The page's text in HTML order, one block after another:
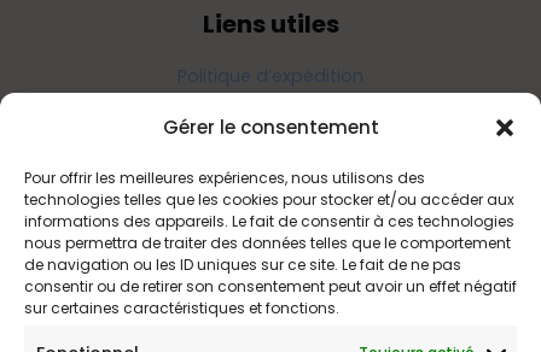
Gérer le consentement
Pour offrir les meilleures expériences, nous utilisons des
technologies telles que les cookies pour stocker et/ou accéder aux
informations des appareils. Le fait de consentir à ces technologies
nous permettra de traiter des données telles que le comportement
de navigation ou les ID uniques sur ce site. Le fait de ne pas
consentir ou de retirer son consentement peut avoir un effet négatif
sur certaines caractéristiques et fonctions.
Liens utiles
Politique d’expédition
Politique de remboursements
Conditions générales de vente et d’utilisation
Bijouterie en ligne
Bijoux Etoile est votre boutique en ligne de référence sur ces